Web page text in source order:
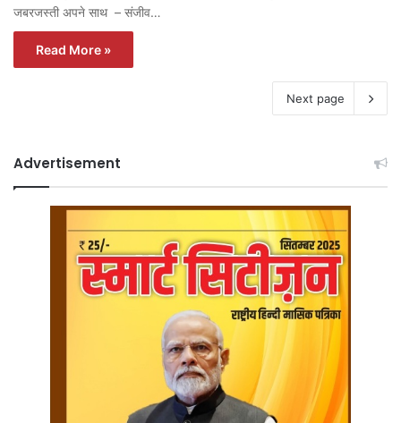
जबरजस्ती अपने साथ – संजीव…
Read More »
Next page
Advertisement